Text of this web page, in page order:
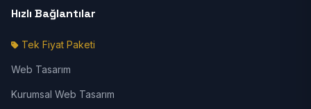
Hızlı Bağlantılar
Tek Fiyat Paketi
Web Tasarım
Kurumsal Web Tasarım